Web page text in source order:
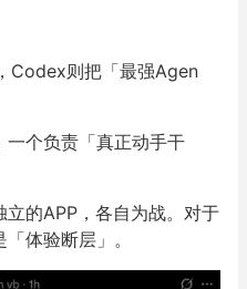
Codex则把「最强Agen
一个负责「真正动手干
的APP，各自为战。对于
体验断层」。